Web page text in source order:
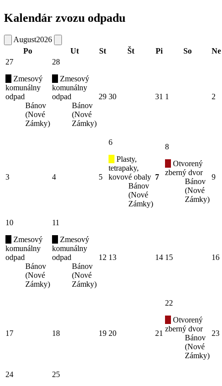
Kalendár zvozu odpadu
August2026
Po
Ut St Št Pi So
Ne
27
Zmesový
komunálny
odpad
Bánov
(Nové
Zámky)
28
Zmesový
komunálny
odpad
Bánov
(Nové
Zámky)
29 30 31 1 2
3 4 5
6
Plasty,
tetrapaky,
kovové obaly
Bánov
(Nové
Zámky)
7
8
Otvorený
zberný dvor
Bánov
(Nové
Zámky)
9
10
Zmesový
komunálny
odpad
Bánov
(Nové
Zámky)
11
Zmesový
komunálny
odpad
Bánov
(Nové
Zámky)
12 13 14 15 16
17 18 19 20 21
22
Otvorený
zberný dvor
Bánov
(Nové
Zámky)
23
24
25